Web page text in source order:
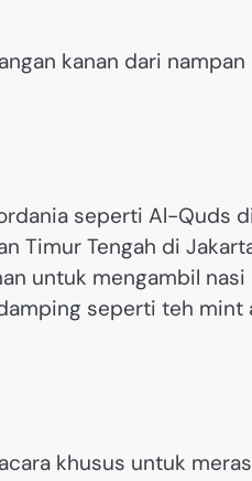
kanan dari
seperti Al-Quds
Timur Tengah di
untuk mengambil
seperti teh mint
khusus untuk